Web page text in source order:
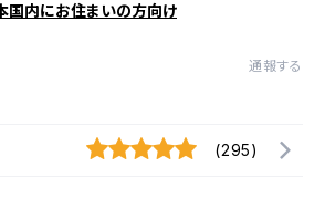
国内にお住まいの方向け
通報する
(295)